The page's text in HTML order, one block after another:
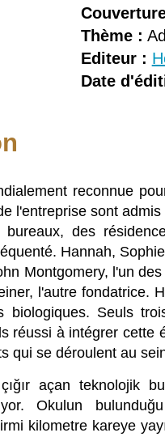
Thème :
Editeur :
Date
reconnue
l'entreprise sont
bureaux, des
Hannah,
Montgomery, l'un
l'autre fondatrice.
biologiques. Seuls
réussi à intégrer cette
qui se déroulent au
açan teknolojik
Okulun
kilometre kareye